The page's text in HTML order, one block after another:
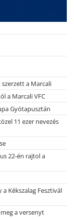
a Marcali
a Marcali VFC
Gyótapusztán
11 ezer nevezés
22-én rajtol a
Kékszalag Fesztivál
a versenyt